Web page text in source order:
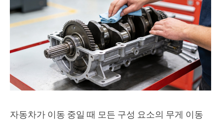
자동차가 이동 중일 때 모든 구성 요소의 무게 이동